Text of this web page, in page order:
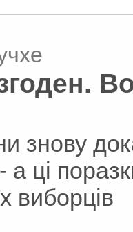
знову
а ці
виборців